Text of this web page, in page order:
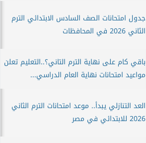
جدول امتحانات الصف السادس الابتدائي الترم
الثاني 2026 في المحافظات
باقي كام على نهاية الترم التاني؟..التعليم تعلن
مواعيد امتحانات نهاية العام الدراسي...
العد التنازلي يبدأ.. موعد امتحانات الترم الثاني
2026 للابتدائي في مصر